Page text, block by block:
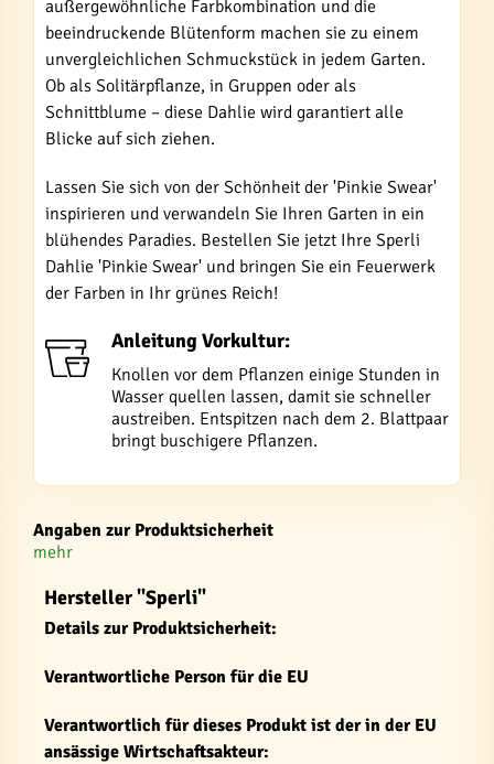
außergewöhnliche Farbkombination und die
beeindruckende Blütenform machen sie zu einem
unvergleichlichen Schmuckstück in jedem Garten.
Ob als Solitärpflanze, in Gruppen oder als
Schnittblume – diese Dahlie wird garantiert alle
Blicke auf sich ziehen.
Lassen Sie sich von der Schönheit der 'Pinkie Swear'
inspirieren und verwandeln Sie Ihren Garten in ein
blühendes Paradies. Bestellen Sie jetzt Ihre Sperli
Dahlie 'Pinkie Swear' und bringen Sie ein Feuerwerk
der Farben in Ihr grünes Reich!
Anleitung Vorkultur:
Knollen vor dem Pflanzen einige Stunden in
Wasser quellen lassen, damit sie schneller
austreiben. Entspitzen nach dem 2. Blattpaar
bringt buschigere Pflanzen.
Angaben zur Produktsicherheit
mehr
Hersteller "Sperli"
Details zur Produktsicherheit:
Verantwortliche Person für die EU
Verantwortlich für dieses Produkt ist der in der EU
ansässige Wirtschaftsakteur: